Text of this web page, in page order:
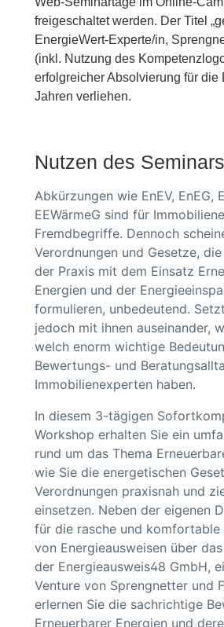
freigeschaltet werden. Der Titel
EnergieWert-Experte/in,
(inkl. Nutzung des
erfolgreicher Absolvierung für die
Jahren verliehen.
Nutzen des Seminars
Abkürzungen wie EnEV, EnEG,
EEWärmeG sind für
Fremdbegriffe. Dennoch
Verordnungen und Gesetze,
der Praxis mit dem Einsatz
Energien und der
formulieren, unbedeutend.
jedoch mit ihnen auseinander,
welch enorm wichtige
Bewertungs- und
Immobilienexperten haben.
In diesem 3-tägigen
Workshop erhalten Sie ein
rund um das Thema
wie Sie die energetischen
Verordnungen praxisnah und
einsetzen. Neben der eigenen
für die rasche und komfortable
von Energieausweisen über
der Energieausweis48 GmbH,
Venture von Sprengnetter und
erlernen Sie die sachrichtige
Erneuerbarer Energien und